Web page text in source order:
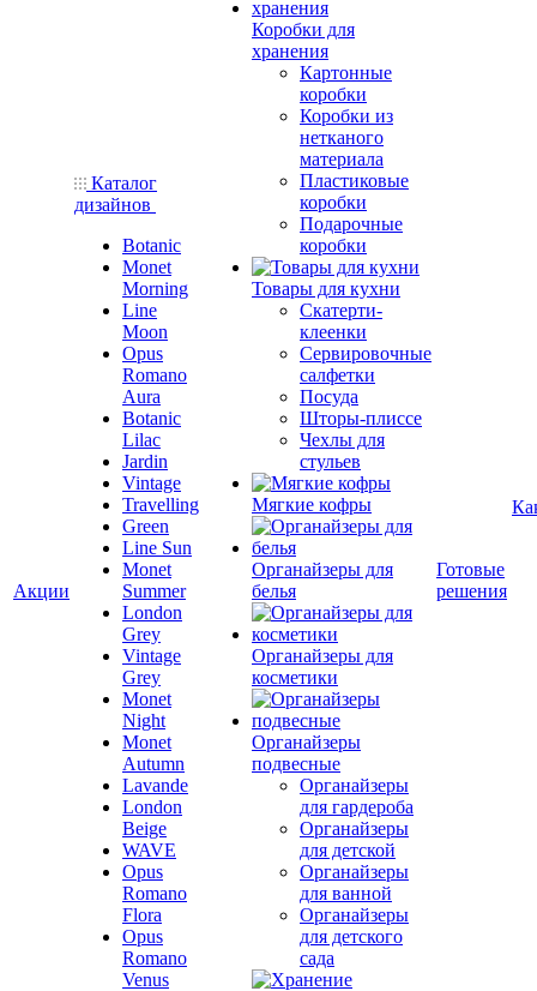
Акции
Каталог
дизайнов
Botanic
Monet
Morning
Line
Moon
Opus
Romano
Aura
Botanic
Lilac
Jardin
Vintage
Travelling
Green
Line Sun
Monet
Summer
London
Grey
Vintage
Grey
Monet
Night
Monet
Autumn
Lavande
London
Beige
WAVE
Opus
Romano
Flora
Opus
Romano
Venus
Коробки для
хранения
Картонные
коробки
Коробки из
нетканого
материала
Пластиковые
коробки
Подарочные
коробки
Товары для кухни
Скатерти-
клеенки
Сервировочные
салфетки
Посуда
Шторы-плиссе
Чехлы для
стульев
Мягкие кофры
Органайзеры для
белья
Органайзеры для
косметики
Органайзеры
подвесные
Органайзеры
для гардероба
Органайзеры
для детской
Органайзеры
для ванной
Органайзеры
для детского
сада
Готовые
решения